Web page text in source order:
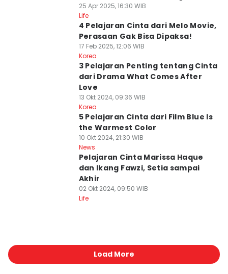
25 Apr 2025, 16:30 WIB
Life
4 Pelajaran Cinta dari Melo Movie,
Perasaan Gak Bisa Dipaksa!
17 Feb 2025, 12:06 WIB
Korea
3 Pelajaran Penting tentang Cinta
dari Drama What Comes After
Love
13 Okt 2024, 09:36 WIB
Korea
5 Pelajaran Cinta dari Film Blue Is
the Warmest Color
10 Okt 2024, 21:30 WIB
News
Pelajaran Cinta Marissa Haque
dan Ikang Fawzi, Setia sampai
Akhir
02 Okt 2024, 09:50 WIB
Life
Load More